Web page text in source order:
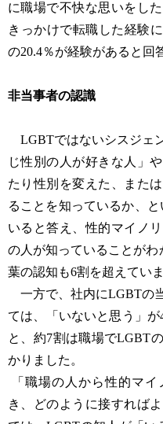
に職場で不快な思いをし
きっかけで転職した経験
の20.4％が経験があると回
非当事者の認識
LGBTではないシスジェ
じ性別の人が好きな人」
たり性別を変えた、また
ることを知っているか、
いると答え、性的マイノ
の人が知っていることが
葉の認知も6割を超えていま
一方で、社内にLGBTの
ては、「いないと思う」が
と、約7割は職場でLGBT
かりました。
「職場の人から性的マ
き、どのように接すれば